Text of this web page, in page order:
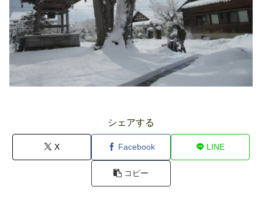
シェアする
X Facebook LINE
コピー